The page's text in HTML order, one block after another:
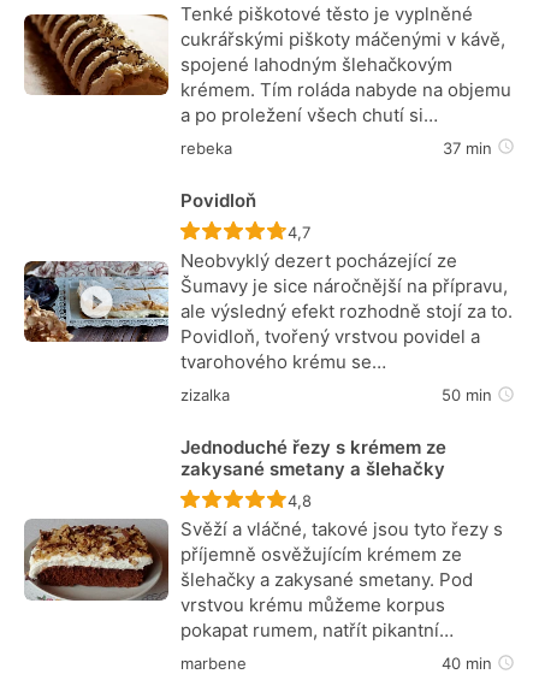
Tenké piškotové těsto je vyplněné
cukrářskými piškoty máčenými v kávě,
spojené lahodným šlehačkovým
krémem. Tím roláda nabyde na objemu
a po proležení všech chutí si…
rebeka 37 min
Povidloň
Recept ještě nebyl hodnocen
4,7
Neobvyklý dezert pocházející ze
Šumavy je sice náročnější na přípravu,
ale výsledný efekt rozhodně stojí za to.
Povidloň, tvořený vrstvou povidel a
tvarohového krému se…
zizalka 50 min
Jednoduché řezy s krémem ze
zakysané smetany a šlehačky
Recept ještě nebyl hodnocen
4,8
Svěží a vláčné, takové jsou tyto řezy s
příjemně osvěžujícím krémem ze
šlehačky a zakysané smetany. Pod
vrstvou krému můžeme korpus
pokapat rumem, natřít pikantní…
marbene 40 min